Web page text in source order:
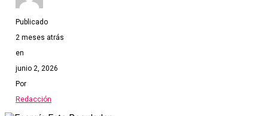
Publicado
2 meses atrás
en
junio 2, 2026
Por
Redacción